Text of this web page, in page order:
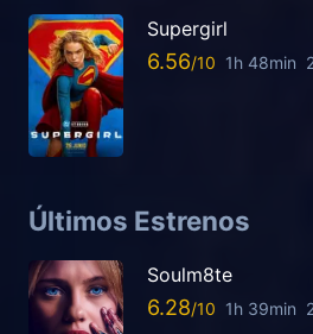
Supergirl
6.56 1h 48min
Últimos Estrenos
Soulm8te
6.28 1h 39min